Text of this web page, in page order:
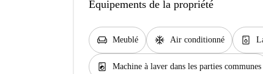
Équipements de la propriété
chair Meublé ac_unit Air conditionné dishwasher_gen
local_laundry_service Machine à laver dans les parties communes